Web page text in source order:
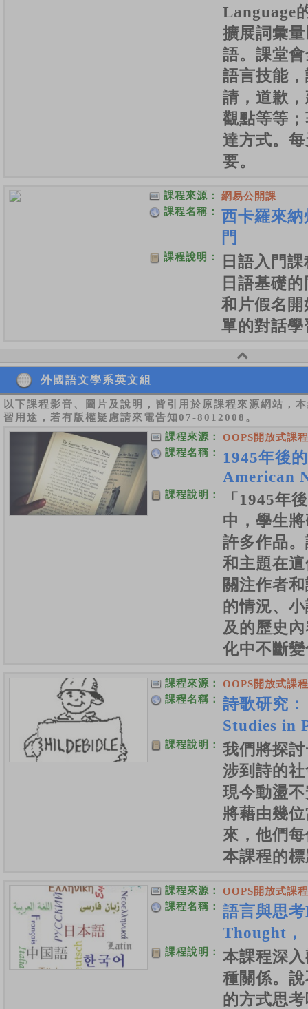
Language
擴展詞彙
語。課堂
語言技能
請，道歉
觀點等等
達方式。
要。
課程來源：
網易公開課
課程名稱：
西卡羅來
門
課程說明：
日語入門
日語基礎
和片假名
單的對話
外國語文學系英文組
以下課程影音、圖片及說明，皆引用於原課程來源網站，
習用途，若有版權疑慮請來電告知07-8012008。
課程來源：
OOPS開放式課
課程名稱：
1945年後
American
課程說明：
「1945年
中，學生
許多作品
和主題在
關注作者
的情況、
及的歷史
化中不斷
課程來源：
OOPS開放式課
課程名稱：
詩歌研究
Studies in
課程說明：
我們將探
涉到詩的
現今動盪
將藉由幾
來，他們
本課程的
課程來源：
OOPS開放式課
課程名稱：
語言與思
Thought，
課程說明：
本課程深
種關係。
的方式思